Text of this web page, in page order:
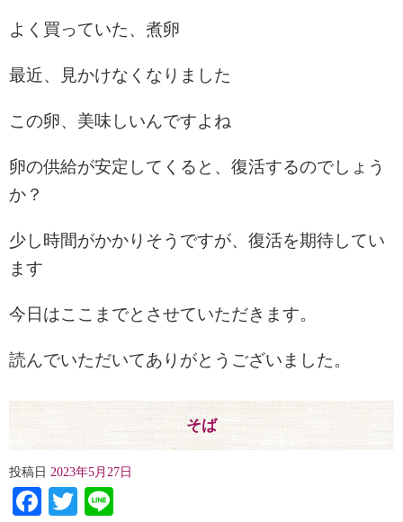
よく買っていた、煮卵
最近、見かけなくなりました
この卵、美味しいんですよね
卵の供給が安定してくると、復活するのでしょう
か？
少し時間がかかりそうですが、復活を期待してい
ます
今日はここまでとさせていただきます。
読んでいただいてありがとうございました。
そば
投稿日 2023年5月27日
Facebook
Twitter